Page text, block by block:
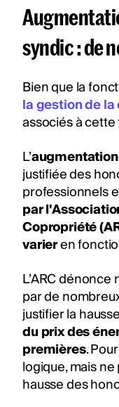
syndic : de
Bien que la
la gestion de
associés à
L’augmentation
justifiée des
professionnels
par
Copropriété
varieren
L’ARC
par de
justifier la
du prix des
premières.
logique, mais
hausse des